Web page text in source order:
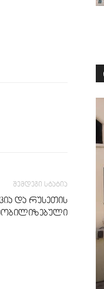
შემდეგი სტატია
და რუსეთის